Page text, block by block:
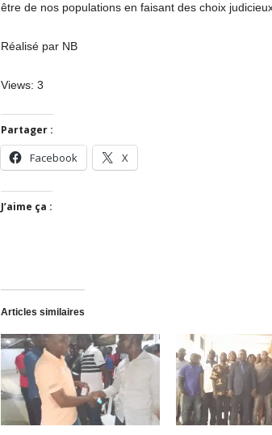
être de nos populations en faisant des choix
Réalisé par NB
Views: 3
Partager :
Facebook X
J’aime ça :
Articles similaires